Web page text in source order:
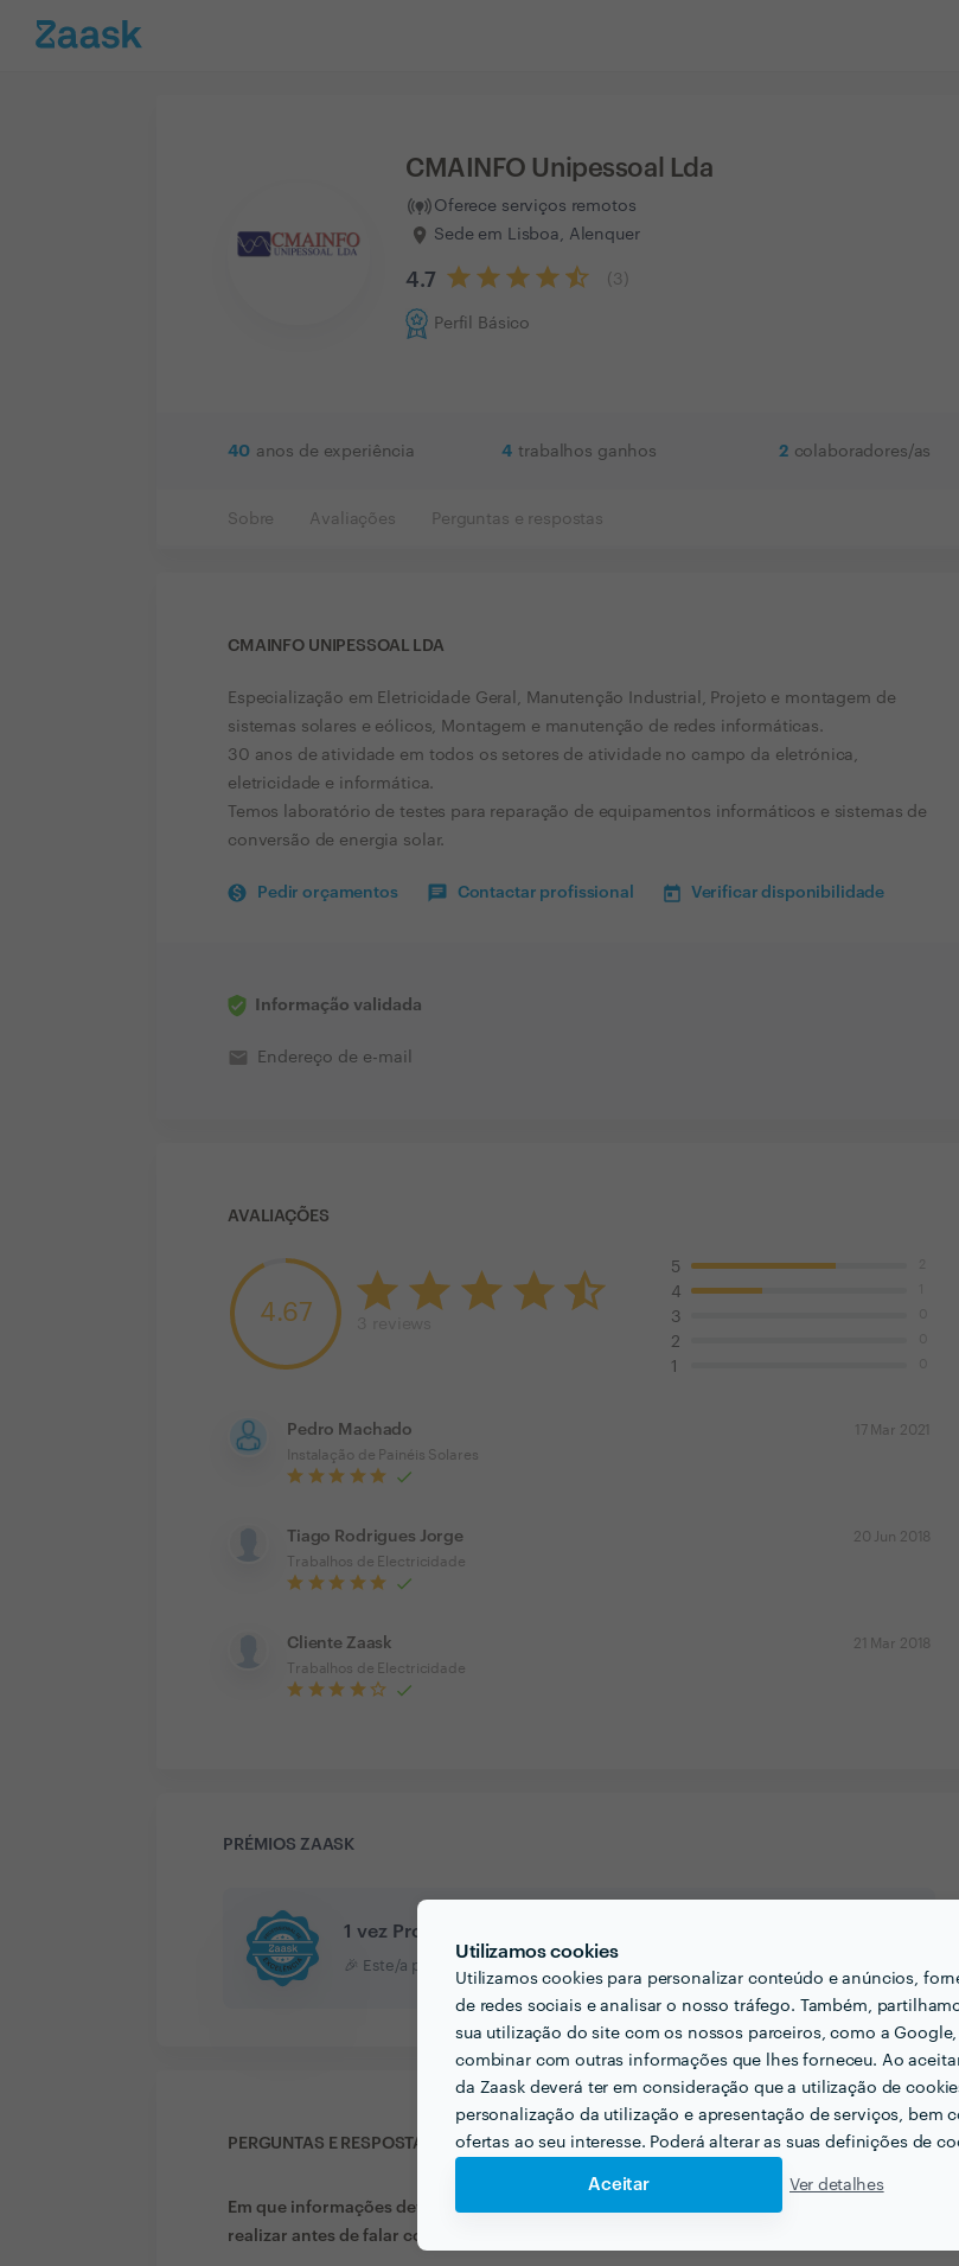
Utilizamos cookies
Utilizamos cookies para personalizar conteúdo e anúncios,
de redes sociais e analisar o nosso tráfego. Também,
sua utilização do site com os nossos parceiros, como a
combinar com outras informações que lhes forneceu. Ao
da Zaask deverá ter em consideração que a utilização de
personalização da utilização e apresentação de serviços, bem
ofertas ao seu interesse. Poderá alterar as suas definições de
Aceitar Ver detalhes
CMAINFO Unipessoal Lda
Oferece serviços remotos
Sede em Lisboa, Alenquer
4.7 ( 3
Perfil Básico
40 anos de experiência 4 trabalhos ganhos 2 colaboradores/as
Sobre Avaliações Perguntas e respostas
CMAINFO UNIPESSOAL LDA
Especialização em Eletricidade Geral, Manutenção Industrial, Projeto e montagem de
sistemas solares e eólicos, Montagem e manutenção de redes informáticas.
30 anos de atividade em todos os setores de atividade no campo da eletrónica,
eletricidade e informática.
Temos laboratório de testes para reparação de equipamentos informáticos e sistemas de
conversão de energia solar.
Pedir orçamentos Contactar profissional Verificar disponibilidade
Informação validada
email Endereço de e-mail
AVALIAÇÕES
4.67
5
4
3
2
1
Pedro Machado
Instalação de Painéis Solares
17 Mar 2021
Tiago Rodrigues Jorge
Trabalhos de Electricidade
20 Jun 2018
Cliente Zaask
Trabalhos de Electricidade
21 Mar 2018
PRÉMIOS ZAASK
1 vez Profissional de Excelência
🎉 Este/a profissional conseguiu a maior designação da Zaask em
PERGUNTAS E RESPOSTAS
Em que informações deve um ou uma cliente pensar acerca do projecto que quer
realizar antes de falar com profissionais?